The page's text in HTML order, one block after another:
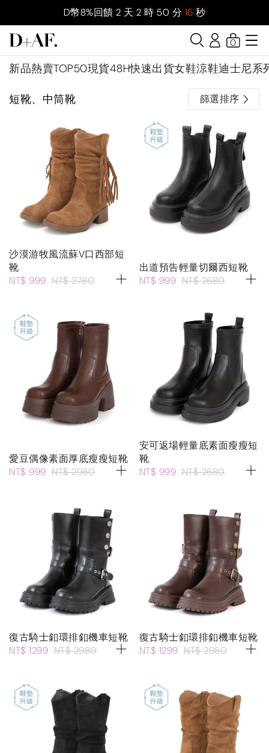
D幣8%回饋 2 天 2 時 50 分 15 秒
新品熱賣TOP50現貨48H快速出貨女鞋涼鞋迪士尼系
0
短靴、中筒靴 篩選排序
沙漠游牧風流蘇V口西部短
靴
NT$ 999 NT$ 2780
出道預告輕量切爾西短靴
NT$ 999 NT$ 2680
愛豆偶像素面厚底瘦瘦短靴
NT$ 999 NT$ 2980
安可返場輕量底素面瘦瘦短
靴
NT$ 999 NT$ 2680
復古騎士釦環排釦機車短靴
NT$ 1299 NT$ 2980
復古騎士釦環排釦機車短靴
NT$ 1299 NT$ 2980